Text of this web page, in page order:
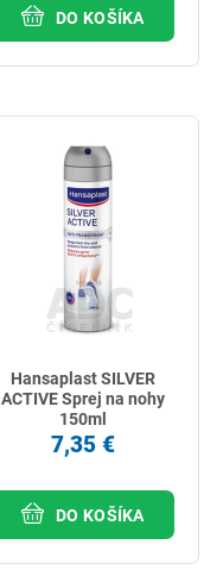
DO KOŠÍKA
Hansaplast SILVER
ACTIVE Sprej na nohy
150ml
7,35 €
DO KOŠÍKA